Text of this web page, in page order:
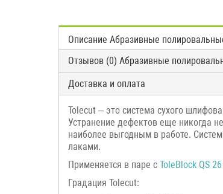
Описание Абразивные
Отзывов (0) Абразивные
Доставка и оплата
Tolecut – это система сухого
Устранение дефектов еще никогда
наиболее выгодным в работе.
лаками.
Применяется в паре с ToleBlock QS
Градация Tolecut: